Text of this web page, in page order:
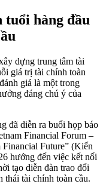
tuổi hàng đầu
dựng trung tâm tài
giá trị tài chính toàn
giá là một trong
đáng chú ý của
đã diễn ra buổi họp báo
Financial Forum –
Future” (Kiến
hướng đến việc kết nối
tạo diễn đàn trao đổi
thái tài chính toàn cầu.